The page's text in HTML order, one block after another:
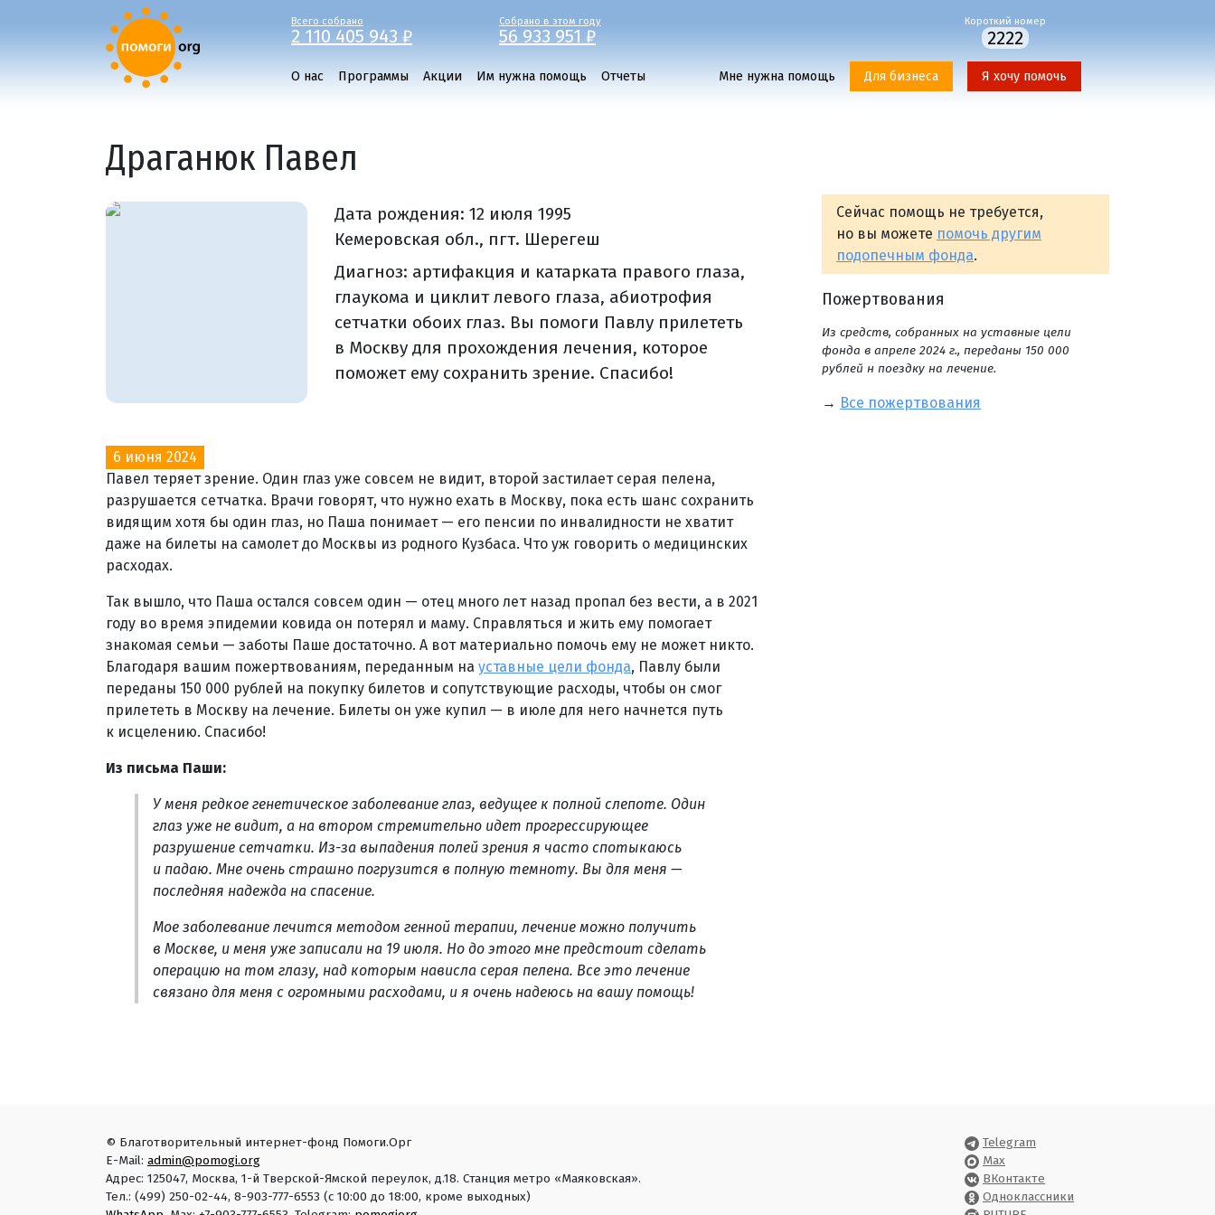
Всего собрано
2 110 405 943 ₽
Собрано в этом году
56 933 951 ₽
Короткий номер
2222
О нас Программы Акции Им нужна помощь Отчеты Мне нужна помощь Для бизнеса Я хочу помочь
Драганюк Павел
Дата рождения:12 июля 1995
Кемеровская обл., пгт. Шерегеш
Диагноз: артифакция и катарката правого глаза,
глаукома и циклит левого глаза, абиотрофия
сетчатки обоих глаз. Вы помоги Павлу прилететь
в Москву для прохождения лечения, которое
поможет ему сохранить зрение. Спасибо!
6 июня 2024
Павел теряет зрение. Один глаз уже совсем не видит, второй застилает серая пелена,
разрушается сетчатка. Врачи говорят, что нужно ехать в Москву, пока есть шанс сохранить
видящим хотя бы один глаз, но Паша понимает — его пенсии по инвалидности не хватит
даже на билеты на самолет до Москвы из родного Кузбаса. Что уж говорить о медицинских
расходах.
Так вышло, что Паша остался совсем один — отец много лет назад пропал без вести, а в 2021
году во время эпидемии ковида он потерял и маму. Справляться и жить ему помогает
знакомая семьи — заботы Паше достаточно. А вот материально помочь ему не может никто.
Благодаря вашим пожертвованиям, переданным на уставные цели фонда, Павлу были
переданы 150 000 рублей на покупку билетов и сопутствующие расходы, чтобы он смог
прилететь в Москву на лечение. Билеты он уже купил — в июле для него начнется путь
к исцелению. Спасибо!
Из письма Паши:
У меня редкое генетическое заболевание глаз, ведущее к полной слепоте. Один
глаз уже не видит, а на втором стремительно идет прогрессирующее
разрушение сетчатки. Из-за выпадения полей зрения я часто спотыкаюсь
и падаю. Мне очень страшно погрузится в полную темноту. Вы для меня —
последняя надежда на спасение.
Мое заболевание лечится методом генной терапии, лечение можно получить
в Москве, и меня уже записали на 19 июля. Но до этого мне предстоит сделать
операцию на том глазу, над которым нависла серая пелена. Все это лечение
связано для меня с огромными расходами, и я очень надеюсь на вашу помощь!
Сейчас помощь не требуется,
но вы можете помочь другим
подопечным фонда.
Пожертвования
Из средств, собранных на уставные цели
фонда в апреле 2024 г., переданы 150 000
рублей н поездку на лечение.
→ Все пожертвования
© Благотворительный интернет-фонд Помоги.Орг
E-Mail: admin@pomogi.org
Адрес: 125047, Москва, 1-й Тверской-Ямской переулок, д.18. Станция метро «Маяковская».
Тел.: (499) 250-02-44, 8-903-777-6553 (с 10:00 до 18:00, кроме выходных)
Telegram
Max
ВКонтакте
Одноклассники